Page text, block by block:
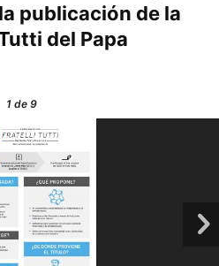
publicación de la
del Papa
1de 9